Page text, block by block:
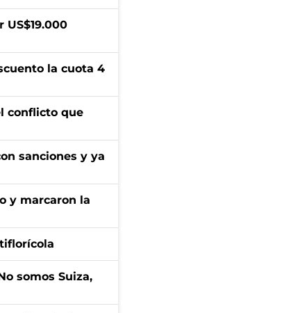
la cuota 4
conflicto que
sanciones y ya
y marcaron la
somos Suiza,